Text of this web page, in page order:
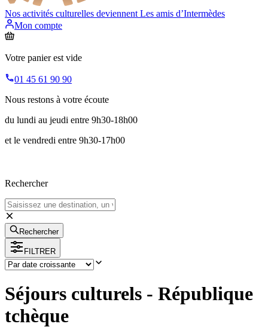
Nos activités culturelles deviennent Les amis d’Intermèdes
Mon compte
Votre panier est vide
01 45 61 90 90
Nous restons à votre écoute
du lundi au jeudi entre 9h30-18h00
et le vendredi entre 9h30-17h00
Rechercher
Rechercher
FILTRER
Séjours culturels - République
tchèque